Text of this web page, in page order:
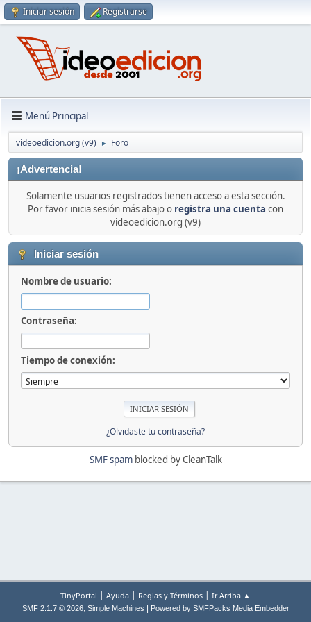
Iniciar sesión Registrarse
Menú Principal
videoedicion.org (v9) ► Foro
¡Advertencia!
Solamente usuarios registrados tienen acceso a esta sección.
Por favor inicia sesión más abajo o registra una cuenta con
videoedicion.org (v9)
Iniciar sesión
Nombre de usuario:
Contraseña:
Tiempo de conexión:
¿Olvidaste tu contraseña?
SMF spamblocked by CleanTalk
TinyPortal | Ayuda | Reglas y Términos | Ir Arriba ▲
SMF 2.1.7 © 2026, Simple Machines Powered by SMFPacks Media Embedder